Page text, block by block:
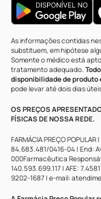
As informações contidas
substituem, em hipótese
Somente o médico está
tratamento adequado.
disponibilidade de produto
pode levar até dois dias
OS PREÇOS
FÍSICAS DE NOSSA REDE.
FARMÁCIA PREÇO
84.683.481/0416-04 | End:
000Farmacêutica
140.593.699.117 | AFE:
9202-1687 | e-mail: